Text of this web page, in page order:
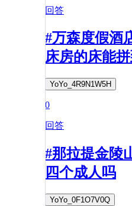
回答
#万森度假酒
床房的床能
YoYo_4R9N1W5H
0
回答
#那拉提金陵
四个成人吗
YoYo_0F1O7V0Q